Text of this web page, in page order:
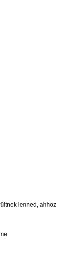
lenned, ahhoz